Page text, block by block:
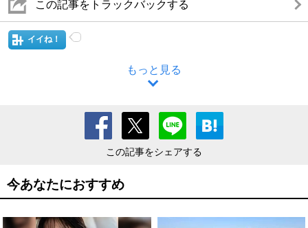
この記事をトラックバックする
イイね！
もっと見る
この記事をシェアする
今あなたにおすすめ